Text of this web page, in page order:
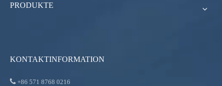
PRODUKTE
KONTAKTINFORMATION
 +86 571 8768 0216